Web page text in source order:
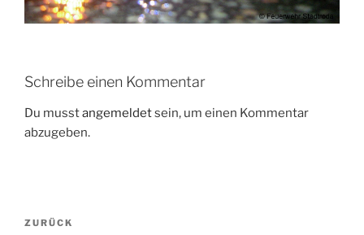
Schreibe einen Kommentar
Du musstangemeldetsein, um einen Kommentar
abzugeben.
Beitragsnavigation
Vorheriger
ZURÜCK